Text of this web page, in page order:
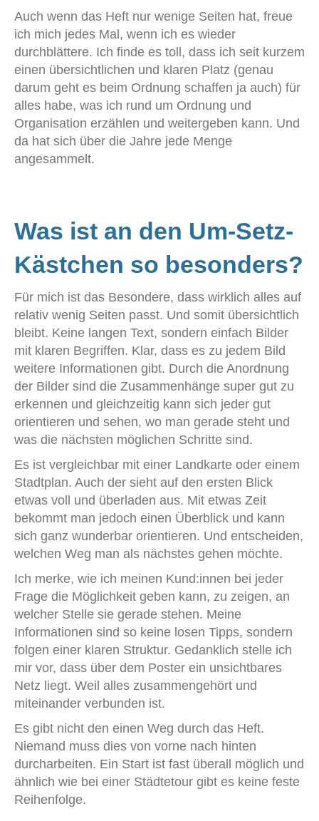
Auch wenn das Heft nur wenige Seiten hat, freue
ich mich jedes Mal, wenn ich es wieder
durchblättere. Ich finde es toll, dass ich seit kurzem
einen übersichtlichen und klaren Platz (genau
darum geht es beim Ordnung schaffen ja auch) für
alles habe, was ich rund um Ordnung und
Organisation erzählen und weitergeben kann. Und
da hat sich über die Jahre jede Menge
angesammelt.
Was ist an den Um-Setz-
Kästchen so besonders?
Für mich ist das Besondere, dass wirklich alles auf
relativ wenig Seiten passt. Und somit übersichtlich
bleibt. Keine langen Text, sondern einfach Bilder
mit klaren Begriffen. Klar, dass es zu jedem Bild
weitere Informationen gibt. Durch die Anordnung
der Bilder sind die Zusammenhänge super gut zu
erkennen und gleichzeitig kann sich jeder gut
orientieren und sehen, wo man gerade steht und
was die nächsten möglichen Schritte sind.
Es ist vergleichbar mit einer Landkarte oder einem
Stadtplan. Auch der sieht auf den ersten Blick
etwas voll und überladen aus. Mit etwas Zeit
bekommt man jedoch einen Überblick und kann
sich ganz wunderbar orientieren. Und entscheiden,
welchen Weg man als nächstes gehen möchte.
Ich merke, wie ich meinen Kund:innen bei jeder
Frage die Möglichkeit geben kann, zu zeigen, an
welcher Stelle sie gerade stehen. Meine
Informationen sind so keine losen Tipps, sondern
folgen einer klaren Struktur. Gedanklich stelle ich
mir vor, dass über dem Poster ein unsichtbares
Netz liegt. Weil alles zusammengehört und
miteinander verbunden ist.
Es gibt nicht den einen Weg durch das Heft.
Niemand muss dies von vorne nach hinten
durcharbeiten. Ein Start ist fast überall möglich und
ähnlich wie bei einer Städtetour gibt es keine feste
Reihenfolge.